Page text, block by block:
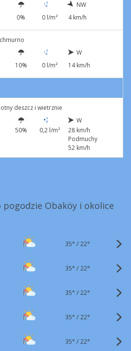
0% 0 l/m²
NW
4 km/h
10% 0 l/m²
W
14 km/h
deszcz i wietrznie
50% 0,2 l/m²
W
28 km/h
Podmuchy
52 km/h
Obaköy i okolice
35° /22°
35° /22°
35° /22°
35° /22°
35° /22°